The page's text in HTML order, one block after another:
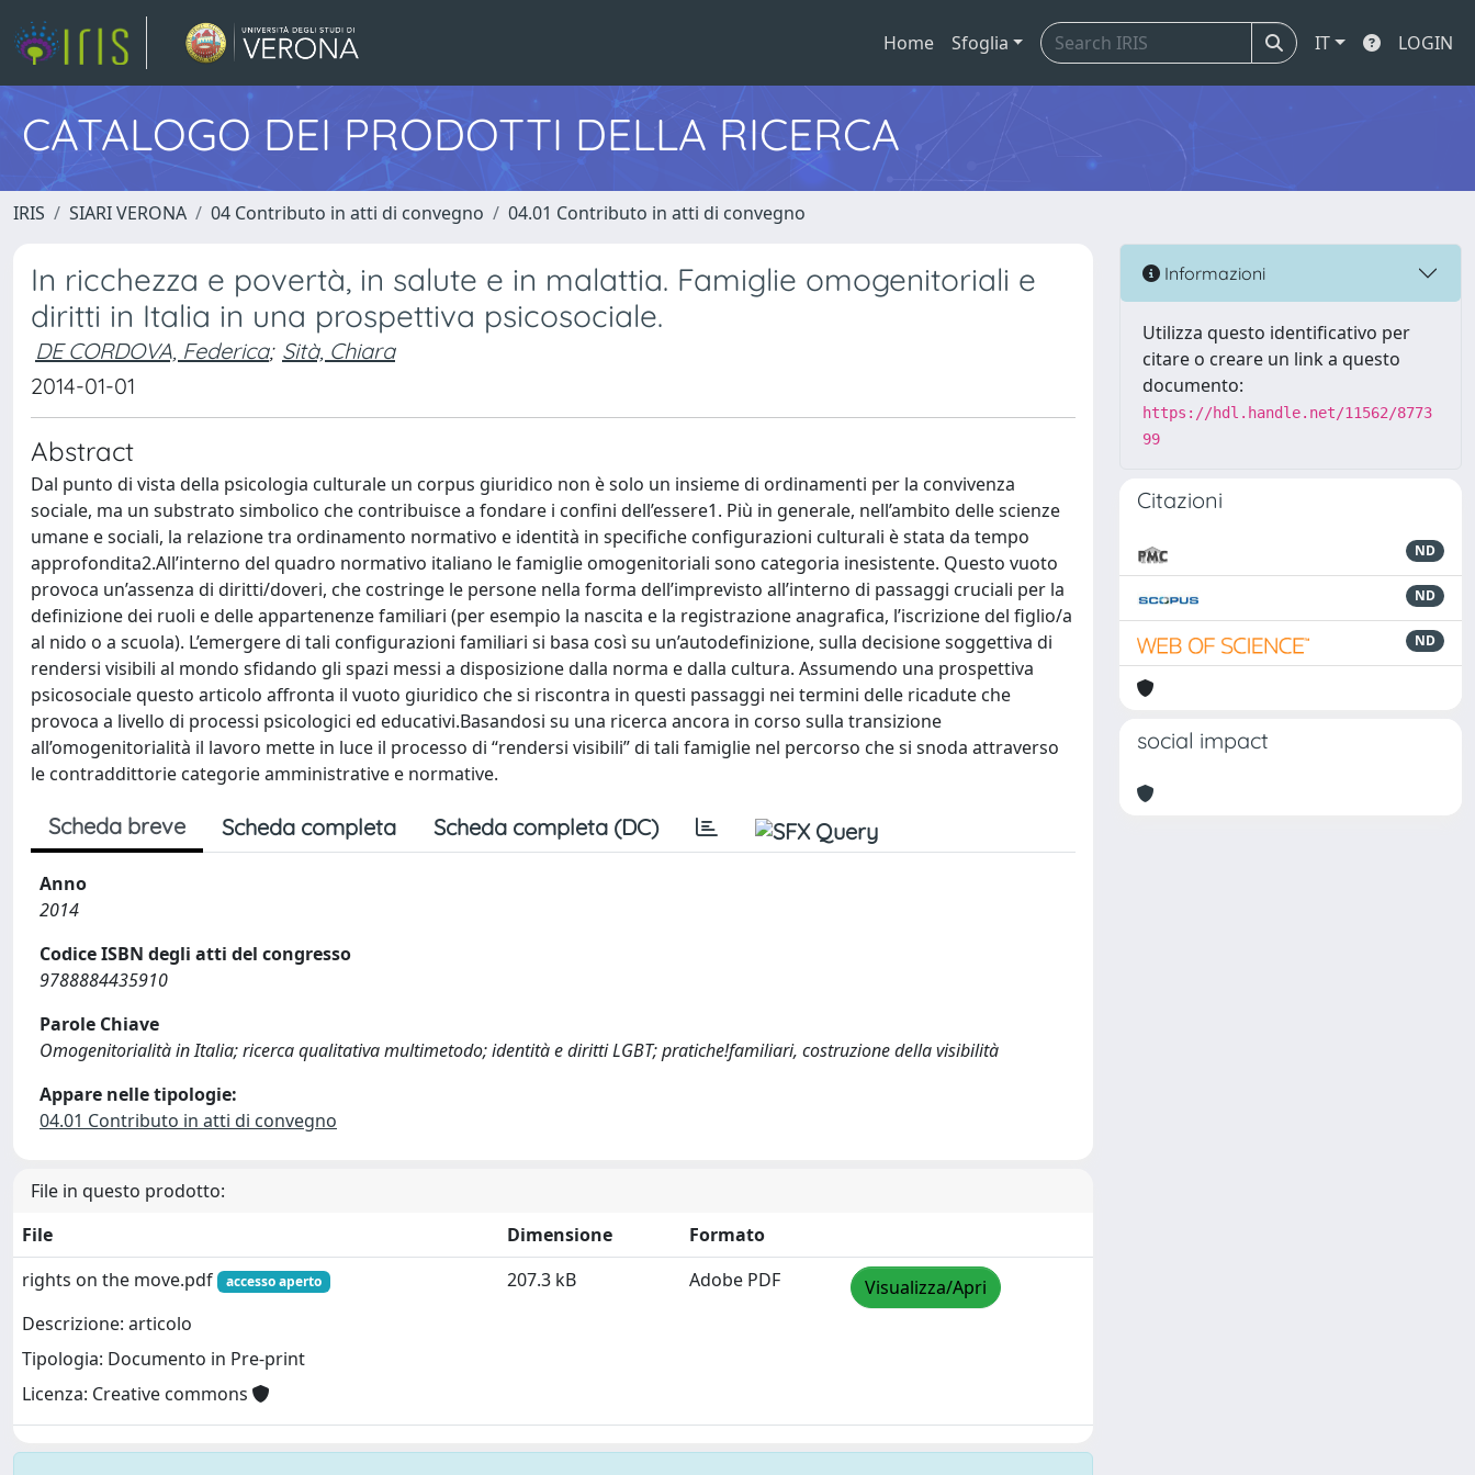
Home Sfoglia IT LOGIN
CATALOGO DEI PRODOTTI DELLA RICERCA
IRIS SIARI VERONA 04 Contributo in atti di convegno 04.01 Contributo in atti di convegno
In ricchezza e povertà, in salute e in malattia. Famiglie omogenitoriali e
diritti in Italia in una prospettiva psicosociale.
DE CORDOVA, Federica; Sità, Chiara
2014-01-01
Abstract
Dal punto di vista della psicologia culturale un corpus giuridico non è solo un insieme di ordinamenti per la convivenza
sociale, ma un substrato simbolico che contribuisce a fondare i confini dell’essere1. Più in generale, nell’ambito delle scienze
umane e sociali, la relazione tra ordinamento normativo e identità in specifiche configurazioni culturali è stata da tempo
approfondita2.All’interno del quadro normativo italiano le famiglie omogenitoriali sono categoria inesistente. Questo vuoto
provoca un’assenza di diritti/doveri, che costringe le persone nella forma dell’imprevisto all’interno di passaggi cruciali per la
definizione dei ruoli e delle appartenenze familiari (per esempio la nascita e la registrazione anagrafica, l’iscrizione del figlio/a
al nido o a scuola). L’emergere di tali configurazioni familiari si basa così su un’autodefinizione, sulla decisione soggettiva di
rendersi visibili al mondo sfidando gli spazi messi a disposizione dalla norma e dalla cultura. Assumendo una prospettiva
psicosociale questo articolo affronta il vuoto giuridico che si riscontra in questi passaggi nei termini delle ricadute che
provoca a livello di processi psicologici ed educativi.Basandosi su una ricerca ancora in corso sulla transizione
all’omogenitorialità il lavoro mette in luce il processo di “rendersi visibili” di tali famiglie nel percorso che si snoda attraverso
le contraddittorie categorie amministrative e normative.
Scheda breve Scheda completa Scheda completa (DC)
Anno
2014
Codice ISBN degli atti del congresso
9788884435910
Parole Chiave
Omogenitorialità in Italia; ricerca qualitativa multimetodo; identità e diritti LGBT; pratiche!familiari, costruzione della visibilità
Appare nelle tipologie:
04.01 Contributo in atti di convegno
File in questo prodotto:
File
Dimensione
Formato
rights on the move.pdf
accesso aperto
Descrizione: articolo
Tipologia: Documento in Pre-print
Licenza: Creative commons
207.3 kB Adobe PDF Visualizza/Apri
Informazioni
Utilizza questo identificativo per
citare o creare un link a questo
documento:
https://hdl.handle.net/11562/8773
99
Citazioni
ND
ND
ND
social impact